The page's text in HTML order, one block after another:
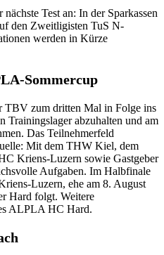
Test an: In der Sparkassen
den Zweitligisten TuS N-
werden in Kürze
Sommercup
TBV zum dritten Mal in Folge ins
Trainingslager abzuhalten und am
Das Teilnehmerfeld
Mit dem THW Kiel, dem
Kriens-Luzern sowie Gastgeber
Aufgaben. Im Halbfinale
Luzern, ehe am 8. August
Hard folgt. Weitere
ALPLA HC Hard.